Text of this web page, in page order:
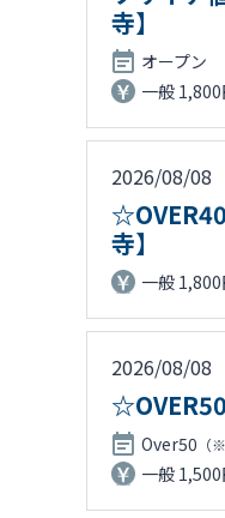
寺】
オープン
一般
2026/08/08
寺】
一般
2026/08/08
Over50 （
一般